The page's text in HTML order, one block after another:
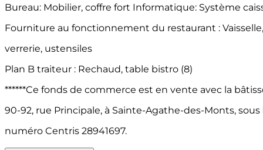
Bureau: Mobilier, coffre fort Informatique: Système
Fourniture au fonctionnement du restaurant : Vaisselle,
verrerie, ustensiles
Plan B traiteur : Rechaud, table bistro (8)
******Ce fonds de commerce est en vente avec la
90-92, rue Principale, à Sainte-Agathe-des-Monts, sous
numéro Centris 28941697.